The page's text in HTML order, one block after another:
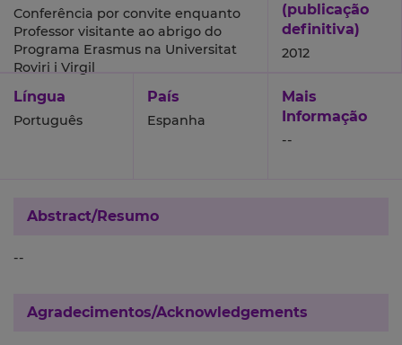
Conferência por convite enquanto
Professor visitante ao abrigo do
Programa Erasmus na Universitat
Roviri i Virgil
(publicação
definitiva)
2012
Língua
Português
País
Espanha
Mais
Informação
--
Abstract/Resumo
--
Agradecimentos/Acknowledgements